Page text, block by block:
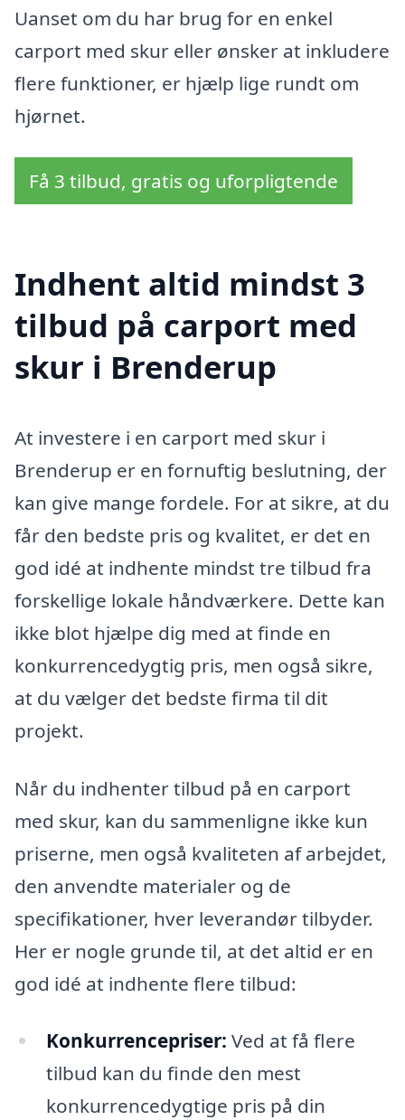
Uanset om du har brug for en enkel
carport med skur eller ønsker at inkludere
flere funktioner, er hjælp lige rundt om
hjørnet.
Få 3 tilbud, gratis og uforpligtende
Indhent altid mindst 3
tilbud på carport med
skur i Brenderup
At investere i en carport med skur i
Brenderup er en fornuftig beslutning, der
kan give mange fordele. For at sikre, at du
får den bedste pris og kvalitet, er det en
god idé at indhente mindst tre tilbud fra
forskellige lokale håndværkere. Dette kan
ikke blot hjælpe dig med at finde en
konkurrencedygtig pris, men også sikre,
at du vælger det bedste firma til dit
projekt.
Når du indhenter tilbud på en carport
med skur, kan du sammenligne ikke kun
priserne, men også kvaliteten af arbejdet,
den anvendte materialer og de
specifikationer, hver leverandør tilbyder.
Her er nogle grunde til, at det altid er en
god idé at indhente flere tilbud:
Konkurrencepriser: Ved at få flere
tilbud kan du finde den mest
konkurrencedygtige pris på din